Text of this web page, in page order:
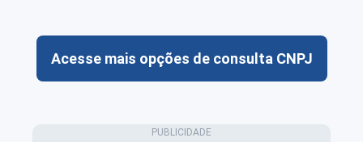
Acesse mais opções de consulta CNPJ